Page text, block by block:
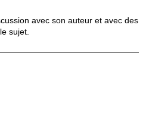
avec son auteur et avec des
sujet.